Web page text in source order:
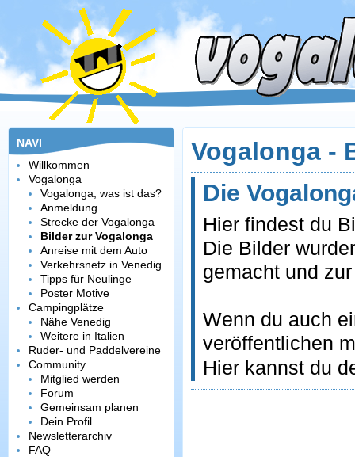
NAVI
Willkommen
Vogalonga
Vogalonga, was ist das?
Anmeldung
Strecke der Vogalonga
Bilder zur Vogalonga
Anreise mit dem Auto
Verkehrsnetz in Venedig
Tipps für Neulinge
Poster Motive
Campingplätze
Nähe Venedig
Weitere in Italien
Ruder- und Paddelvereine
Community
Mitglied werden
Forum
Gemeinsam planen
Dein Profil
Newsletterarchiv
FAQ
Vogalonga -
Die
Hier findest du
Die Bilder
gemacht und
Wenn du auch
veröffentlichen
Hier kannst du